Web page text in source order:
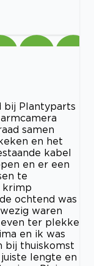
bij Plantyparts
samen
en het
kabel
en er een
te
krimp
ochtend was
waren
ter plekke
en ik was
bij thuiskomst
lengte en